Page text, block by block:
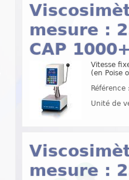
mesure :
CAP
Vitesse
(en Poise
Unité de
mesure :